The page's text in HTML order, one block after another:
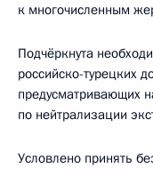
к многочисленным
Подчёркнута
российско-турецких
предусматривающих
по нейтрализации
Условлено принять